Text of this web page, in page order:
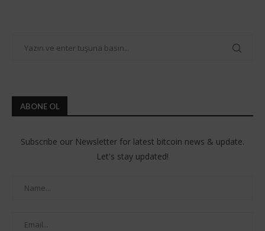
ABONE OL
Subscribe our Newsletter for latest bitcoin news & update.
Let's stay updated!